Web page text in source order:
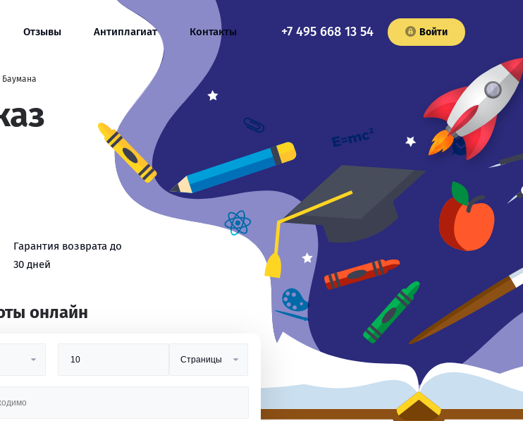
Отзывы Антиплагиат Контакты +7 495 668 13 54 Войти
Баумана
Гарантия возврата до
30 дней
онлайн